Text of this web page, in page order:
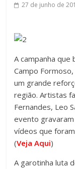
27 de junho de
A campanha que
Campo
um grande
região. Artistas
Fernandes, Leo
evento
vídeos que
(Veja Aqui)
A garotinha luta